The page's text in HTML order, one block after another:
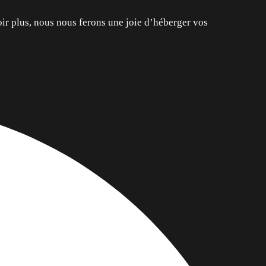
plus, nous nous ferons une joie d’héberger vos